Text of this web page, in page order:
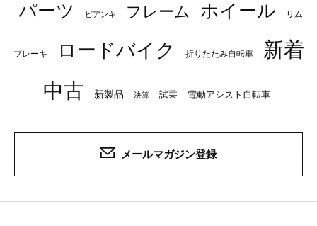
パーツ ビアンキ フレーム ホイール リム
ブレーキ ロードバイク 折りたたみ自転車
新着
中古
新製品 決算 試乗 電動アシスト自転車
メールマガジン登録